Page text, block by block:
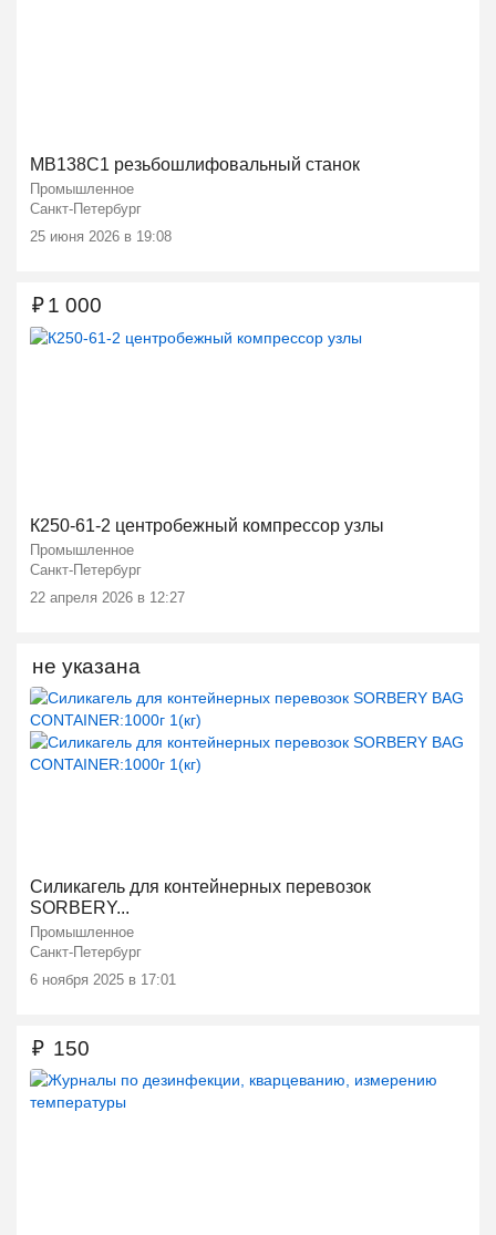
МВ138С1 резьбошлифовальный станок
Промышленное
Санкт-Петербург
25 июня 2026 в 19:08
К250-61-2 центробежный компрессор узлы
Промышленное
Санкт-Петербург
22 апреля 2026 в 12:27
₽1 000
Силикагель для контейнерных перевозок
SORBERY...
Промышленное
Санкт-Петербург
6 ноября 2025 в 17:01
не указана
₽ 150